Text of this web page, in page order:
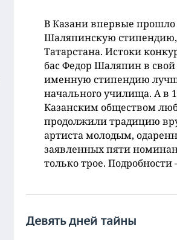
В Казани впервые
Шаляпинскую
Татарстана. Истоки
бас Федор Шаляпин в
именную стипендию
начального училища. А в
Казанским обществом
продолжили традицию
артиста молодым,
заявленных пяти
только трое.
Девять дней тайны